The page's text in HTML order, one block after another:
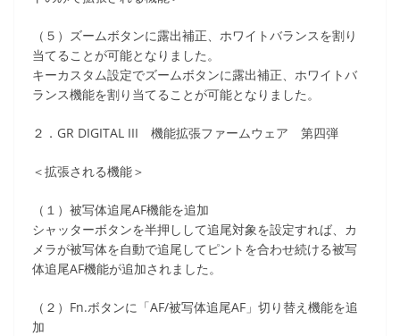
（５）ズームボタンに露出補正、ホワイトバランスを割り
当てることが可能となりました。
キーカスタム設定でズームボタンに露出補正、ホワイトバ
ランス機能を割り当てることが可能となりました。
２．GR DIGITAL III 機能拡張ファームウェア 第四弾
＜拡張される機能＞
（１）被写体追尾AF機能を追加
シャッターボタンを半押しして追尾対象を設定すれば、カ
メラが被写体を自動で追尾してピントを合わせ続ける被写
体追尾AF機能が追加されました。
（２）Fn.ボタンに「AF/被写体追尾AF」切り替え機能を追
加